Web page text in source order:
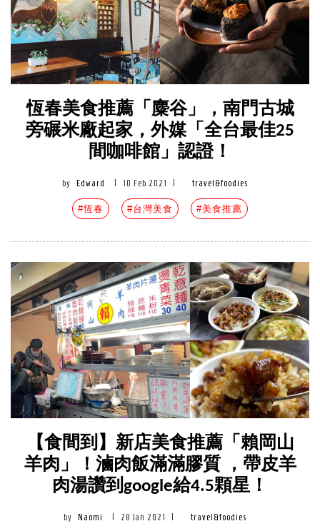
恆春美食推薦「麋谷」，南門古城
旁碾米廠起家，外媒「全台最佳25
間咖啡館」認證！
by Edward 10 Feb 2021 travel&foodies
#恆春 #台灣美食 #美食推薦
【食間到】新店美食推薦「賴岡山
羊肉」！滷肉飯滿滿膠質 ，帶皮羊
肉湯讚到google給4.5顆星！
by Naomi 28 Jan 2021 travel&foodies